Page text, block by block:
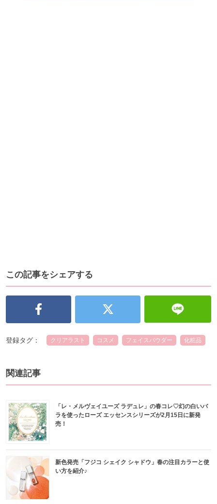
この記事をシェアする
登録タグ： クリアラスト コスメ フェイスパウダー 化粧品
関連記事
「レ・メルヴェイユーズ ラデュレ」の春コレ♡幻の白いバ
ラを使ったローズ エッセンスシリーズが2月15日に新発
売！
新色発売「フジコ シェイク シャドウ」春の注目カラーと使
い方を紹介♪